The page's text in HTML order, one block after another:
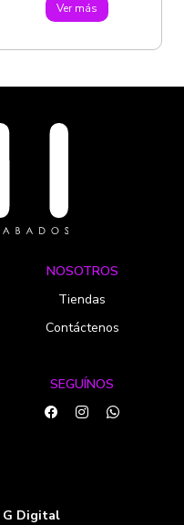
Ver más
NOSOTROS
Tiendas
Contáctenos
SEGUÍNOS
G Digital